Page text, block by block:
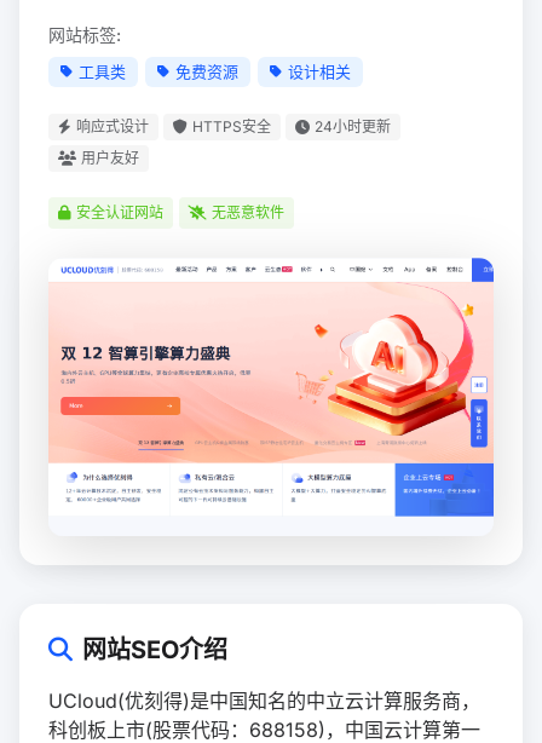
网站标签:
工具类 免费资源 设计相关
响应式设计 HTTPS安全
24小时更新
用户友好
安全认证网站 无恶意软件
网站SEO介绍
UCloud(优刻得)是中国知名的中立云计算服务商，
科创板上市(股票代码：688158)，中国云计算第一